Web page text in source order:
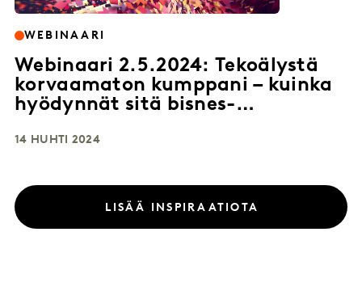
WEBINAARI
Webinaari 2.5.2024: Tekoälystä
korvaamaton kumppani – kuinka
hyödynnät sitä bisnes-
14 HUHTI 2024
LISÄÄ INSPIRAATIOTA